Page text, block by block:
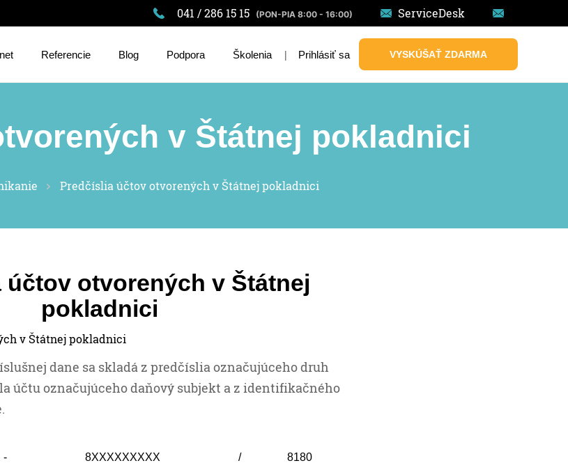
041 / 286 15 15 (PON-PIA 8:00 - 16:00) ServiceDesk
Referencie Blog Podpora Školenia | Prihlásiť sa VYSKÚŠAŤ ZDARMA
v Štátnej pokladnici
Predčíslia účtov otvorených v Štátnej pokladnici
účtov otvorených v Štátnej
pokladnici
dane sa skladá z predčíslia označujúceho druh
účtu označujúceho daňový subjekt a z identifikačného
- 8XXXXXXXXX / 8180